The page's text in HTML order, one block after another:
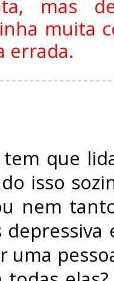
mas
muita
errada.
que
isso
nem
uma